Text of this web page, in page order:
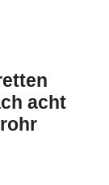
acht